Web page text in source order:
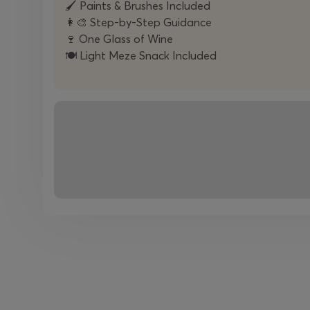
🖌️ Paints & Brushes Included
👩‍🎨 Step-by-Step Guidance
🍷 One Glass of Wine
🍽️ Light Meze Snack Included